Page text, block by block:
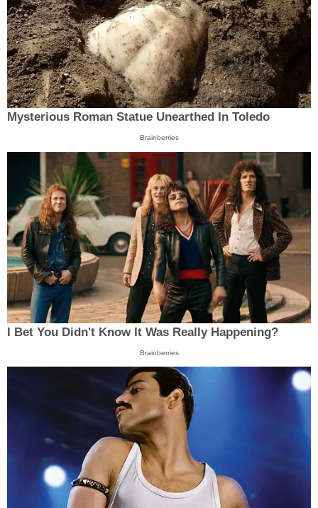
Mysterious Roman Statue Unearthed In Toledo
Brainberries
I Bet You Didn't Know It Was Really Happening?
Brainberries